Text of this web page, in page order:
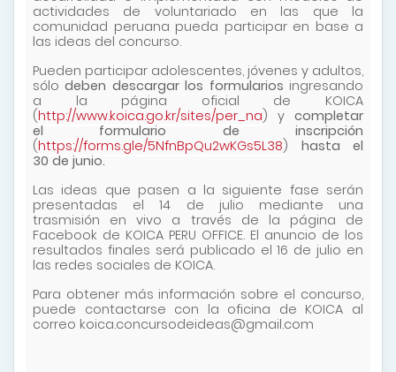
actividades de voluntariado en las que la
comunidad peruana pueda participar en base a
las ideas del concurso.
Pueden participar adolescentes, jóvenes y adultos,
sólodeben descargar los formularios ingresando
a la página oficial de KOICA
(http://www.koica.go.kr/sites/per_na) y completar
el formulario de inscripción
(https://forms.gle/5NfnBpQu2wKGs5L38) hasta el
30 de junio.
Las ideas que pasen a la siguiente fase serán
presentadas el 14 de julio mediante una
trasmisión en vivo a través de la página de
Facebook de KOICA PERU OFFICE. El anuncio de los
resultados finales será publicado el 16 de julio en
las redes sociales de KOICA.
Para obtener más información sobre el concurso,
puede contactarse con la oficina de KOICA al
correo koica.concursodeideas@gmail.com